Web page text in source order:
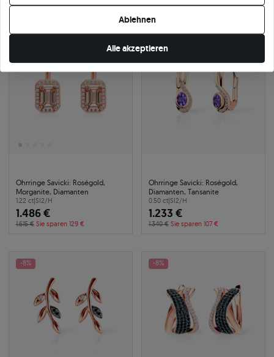
Ohrringe Savicki: Roségold,
Morganite, Diamanten
1.22 ct|SI2/H
1.486 €
1.615 € Sie sparen 129 €
Ohrringe Savicki: Roségold,
Diamanten, Tansanite
0.50 ct|SI2/H
1.233 €
1.340 € Sie sparen 107 €
-8% -8%
Ihre Cookie-Einstellungen ändern.
Ablehnen
Alle akzeptieren